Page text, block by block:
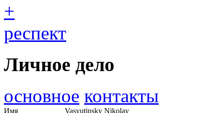
+
респект
Личное дело
основное контакты
Имя
Vasyutinsky Nikolay